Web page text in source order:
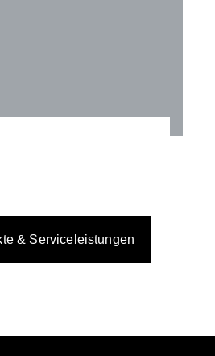
& Serviceleistungen